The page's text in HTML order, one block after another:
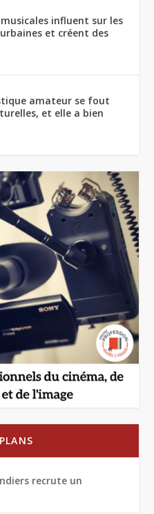
influent sur les
et créent des
amateur se fout
et elle a bien
recrute un